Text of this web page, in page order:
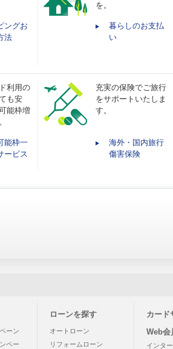
ングお
法
を。
暮らしのお支払
い
利用の
も安
能枠増
能枠一
ービス
充実の保険でご旅行
をサポートいたしま
す。
海外・国内旅行
傷害保険
ーン
ペー
ローンを探す
オートローン
リフォームローン
カード
Web会
インタ